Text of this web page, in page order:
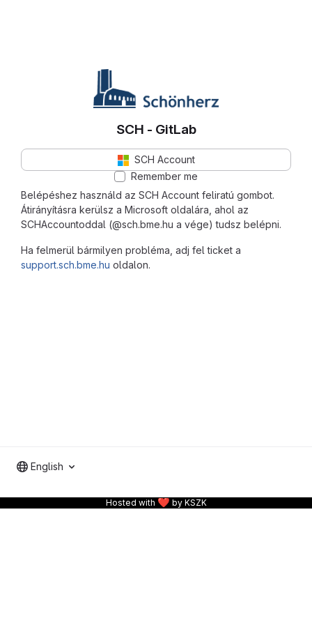
Belépéshez használd az SCH Account feliratú gombot.
Átirányításra kerülsz a Microsoft oldalára, ahol az
SCHAccountoddal (@sch.bme.hu a vége) tudsz belépni.
Ha felmerül bármilyen probléma, adj fel ticket a
support.sch.bme.hu oldalon.
SCH - GitLab
SCH Account
Remember me
English
Hosted with ❤ by KSZK